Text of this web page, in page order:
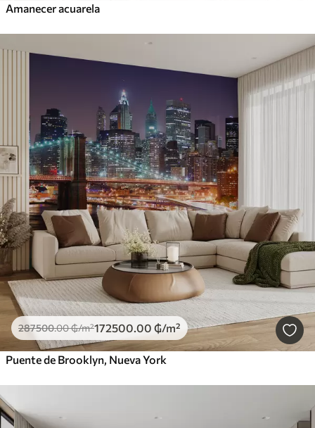
Amanecer acuarela
287500.00₲/m²172500.00 ₲/m²
Puente de Brooklyn, Nueva York